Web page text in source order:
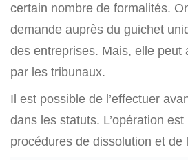
certain nombre de formalités.
demande auprès du guichet
des entreprises. Mais, elle peut
par les tribunaux.
Il est possible de l’effectuer
dans les statuts. L’opération
procédures de dissolution et de